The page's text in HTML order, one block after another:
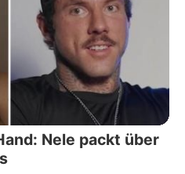
Nele packt über